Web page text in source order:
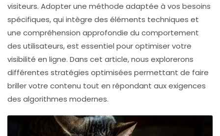
visiteurs. Adopter une méthode adaptée à vos besoins
spécifiques, qui intègre des éléments techniques et
une compréhension approfondie du comportement
des utilisateurs, est essentiel pour optimiser votre
visibilité en ligne. Dans cet article, nous explorerons
différentes stratégies optimisées permettant de faire
briller votre contenu tout en répondant aux exigences
des algorithmes modernes.